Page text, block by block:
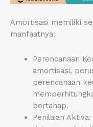
Amortisasi memiliki
manfaatnya:
Perencanaan
amortisasi,
perencanaan
bertahap.
Penilaian